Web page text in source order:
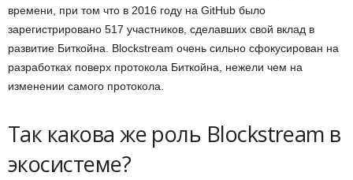
времени, при том что в 2016 году на GitHub было
зарегистрировано 517 участников, сделавших свой вклад в
развитие Биткойна. Blockstream очень сильно сфокусирован на
разработках поверх протокола Биткойна, нежели чем на
изменении самого протокола.
Так какова же роль Blockstream в
экосистеме?